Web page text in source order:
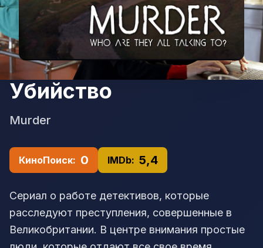
Убийство
Murder
КиноПоиск: 0 IMDb: 5,4
Сериал о работе детективов, которые
расследуют преступления, совершенные в
Великобритании. В центре внимания простые